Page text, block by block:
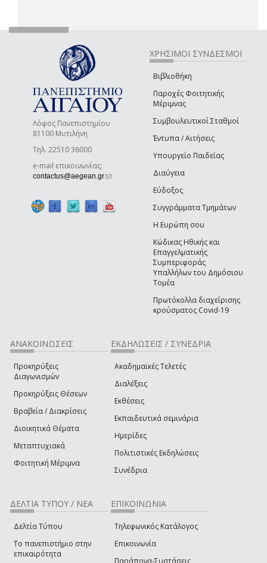
Λόφος Πανεπιστημίου
81100 Μυτιλήνη
Τηλ. 22510 36000
e-mail επικοινωνίας:
contactus@aegean.gr(link sends e-mail)
ΧΡΗΣΙΜΟΙ ΣΥΝΔΕΣΜΟΙ
Βιβλιοθήκη
Παροχές Φοιτητικής
Μέριμνας
Συμβουλευτικοί Σταθμοί
Έντυπα / Αιτήσεις
Υπουργείο Παιδείας
Διαύγεια
Εύδοξος
Συγγράμματα Τμημάτων
Η Ευρώπη σου
Κώδικας Ηθικής και
Επαγγελματικής
Συμπεριφοράς
Υπαλλήλων του Δημόσιου
Τομέα
Πρωτόκολλα διαχείρισης
κρούσματος Covid-19
ΑΝΑΚΟΙΝΩΣΕΙΣ
Προκηρύξεις
Διαγωνισμών
Προκηρύξεις Θέσεων
Βραβεία / Διακρίσεις
Διοικητικά Θέματα
Μεταπτυχιακά
Φοιτητική Μέριμνα
ΕΚΔΗΛΩΣΕΙΣ / ΣΥΝΕΔΡΙΑ
Ακαδημαϊκές Τελετές
Διαλέξεις
Εκθέσεις
Εκπαιδευτικά σεμινάρια
Ημερίδες
Πολιτιστικές Εκδηλώσεις
Συνέδρια
ΔΕΛΤΙΑ ΤΥΠΟΥ / ΝΕΑ
Δελτία Τύπου
Το πανεπιστήμιο στην
επικαιρότητα
ΕΠΙΚΟΙΝΩΝΙΑ
Τηλεφωνικός Κατάλογος
Επικοινωνία
Παράπονα-Συστάσεις